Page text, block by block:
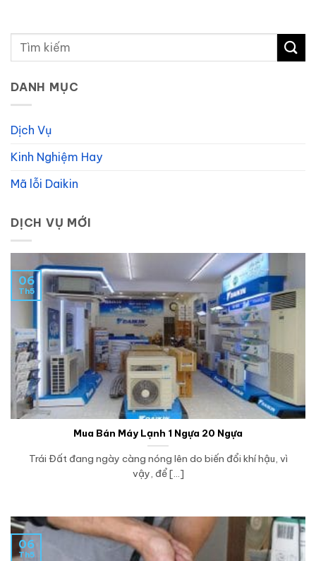
DANH MỤC
Dịch Vụ
Kinh Nghiệm Hay
Mã lỗi Daikin
DỊCH VỤ MỚI
Mua Bán Máy Lạnh 1 Ngựa 20 Ngựa
Trái Đất đang ngày càng nóng lên do biến đổi khí hậu, vì
vậy, để [...]
06
Th5
06
Th5